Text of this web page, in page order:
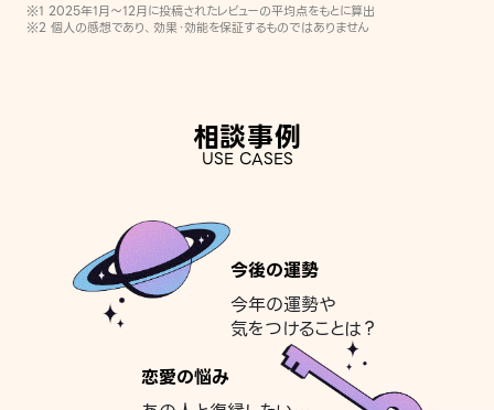
※1 2025年1月〜12月に投稿されたレビューの平均点をもとに算出
※2 個人の感想であり、効果・効能を保証するものではありません
相談事例
USE CASES
今後の運勢
今年の運勢や
気をつけることは？
恋愛の悩み